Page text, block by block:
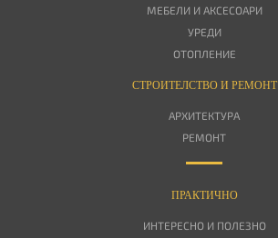
МЕБЕЛИ И АКСЕСОАРИ
УРЕДИ
ОТОПЛЕНИЕ
СТРОИТЕЛСТВО И РЕМОНТ
АРХИТЕКТУРА
РЕМОНТ
ПРАКТИЧНО
ИНТЕРЕСНО И ПОЛЕЗНО